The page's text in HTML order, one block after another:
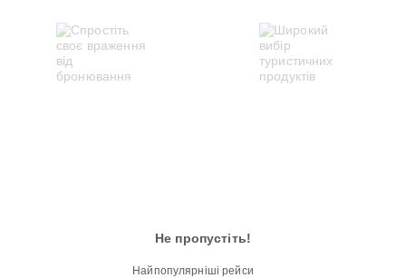
Не пропустіть!
Найпопулярніші рейси